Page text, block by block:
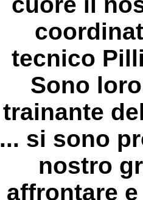
tecnico
Sono
trainante
... si sono
nostro
affrontare